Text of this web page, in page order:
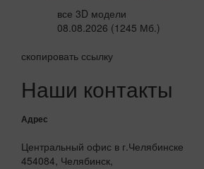
все 3D модели
08.08.2026 (1245 Мб.)
скопировать ссылку
Наши контакты
Адрес
Центральный офис в г.Челябинске
454084, Челябинск,